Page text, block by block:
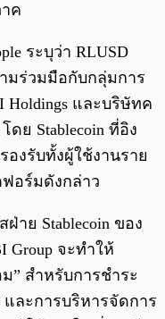
ค
ระบุว่า RLUSD
มร่วมมือกับกลุ่มการ
Holdings และบริษัทค
ดย Stablecoin ที่อิง
องรับทั้งผู้ใช้งานราย
อร์มดังกล่าว
ฝ่าย Stablecoin ของ
Group จะทำให้
” สำหรับการชำระ
และการบริหารจัดการ